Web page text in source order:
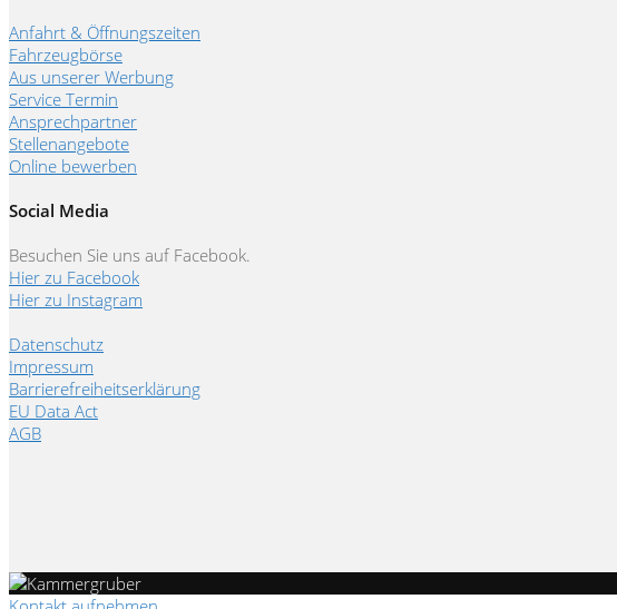
Anfahrt & Öffnungszeiten
Fahrzeugbörse
Aus unserer Werbung
Service Termin
Ansprechpartner
Stellenangebote
Online bewerben
Social Media
Besuchen Sie uns auf Facebook.
Hier zu Facebook
Hier zu Instagram
Datenschutz
Impressum
Barrierefreiheitserklärung
EU Data Act
AGB